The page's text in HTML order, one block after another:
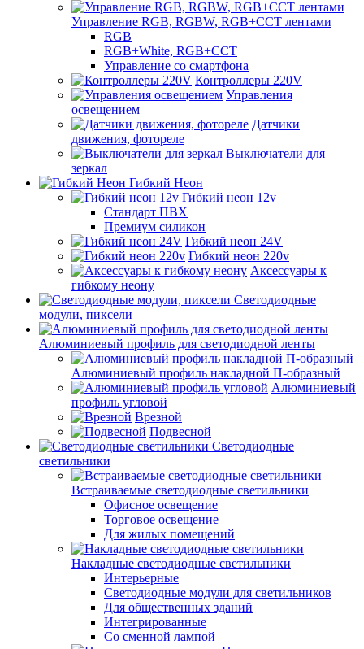
Управление RGB, RGBW, RGB+CCT лентами
RGB
RGB+White, RGB+CCT
Управление со смартфона
Контроллеры 220V
Управления
освещением
Датчики
движения, фотореле
Выключатели для
зеркал
Гибкий Неон
Гибкий неон 12v
Стандарт ПВХ
Премиум силикон
Гибкий неон 24V
Гибкий неон 220v
Аксессуары к
гибкому неону
Светодиодные
модули, пиксели
Алюминиевый профиль для светодиодной ленты
Алюминиевый профиль накладной П-образный
Алюминиевый
профиль угловой
Врезной
Подвесной
Светодиодные
светильники
Встраиваемые светодиодные светильники
Офисное освещение
Торговое освещение
Для жилых помещений
Накладные светодиодные светильники
Интерьерные
Светодиодные модули для светильников
Для общественных зданий
Интегрированные
Со сменной лампой